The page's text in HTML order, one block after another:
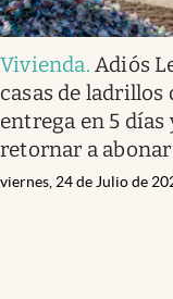
Vivienda.Adiós
casas de ladrillos
entrega en 5 días
retornar a
viernes, 24 de Julio de